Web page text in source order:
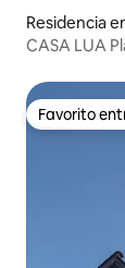
Residencia
CASA LUA
Favorito
Favorito